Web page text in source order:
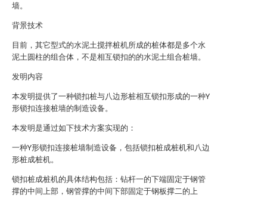
墙。
背景技术
目前，其它型式的水泥土搅拌桩机所成的桩体都是多个水
泥土圆柱的组合体，不是相互锁扣的的水泥土组合桩墙。
发明内容
本发明提供了一种锁扣桩与八边形桩相互锁扣形成的一种Y
形锁扣连接桩墙的制造设备。
本发明是通过如下技术方案实现的：
一种Y形锁扣连接桩墙制造设备，包括锁扣桩成桩机和八边
形桩成桩机。
锁扣桩成桩机的具体结构包括：钻杆一的下端固定于钢管
撑的中间上部，钢管撑的中间下部固定于钢板撑二的上